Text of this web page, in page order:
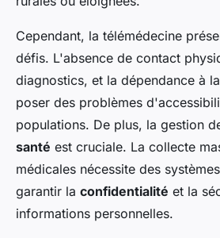
Cependant, la télémédecine
défis. L'absence de contact
diagnostics, et la dépendance à
poser des problèmes
populations. De plus, la gestion
santé est cruciale. La collecte
médicales nécessite des
garantir la confidentialité et la
informations personnelles.